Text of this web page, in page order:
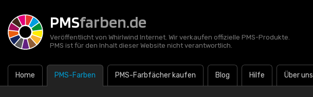
PMSfarben.de
Veröffentlicht von Whirlwind Internet. Wir verkaufen offizielle PMS-Produkte.
PMS ist für den Inhalt dieser Website nicht verantwortlich.
Home PMS-Farben PMS-Farbfächer kaufen Blog Hilfe Über uns